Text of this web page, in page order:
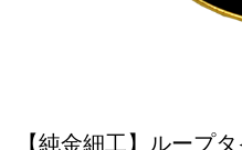
【純金細工】ループ